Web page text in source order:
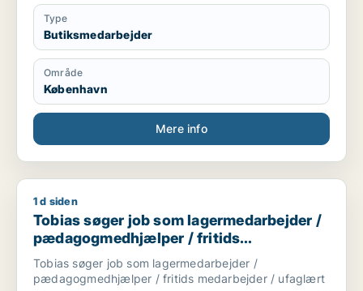
Type
Butiksmedarbejder
Område
København
Mere info
Tobias søger job som lagermedarbejder /
1 d siden
Tobias søger job som lagermedarbejder /
pædagogmedhjælper / fritids
medarbejder / ufaglært
Tobias søger job som lagermedarbejder /
pædagogmedhjælper / fritids medarbejder / ufaglært